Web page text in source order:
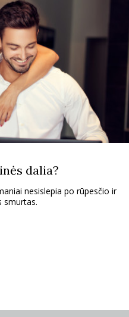
dalia?
nesislepia po rūpesčio ir
smurtas.